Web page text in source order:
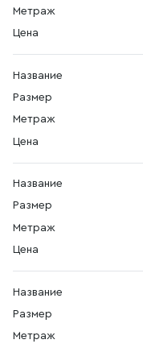
Метраж
Цена
Название
Размер
Метраж
Цена
Название
Размер
Метраж
Цена
Название
Размер
Метраж